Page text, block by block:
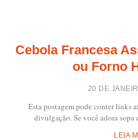
Cebola Francesa
ou Forno
20 DE
Esta postagem pode conter links
divulgação. Se você adora sopa
LEIA